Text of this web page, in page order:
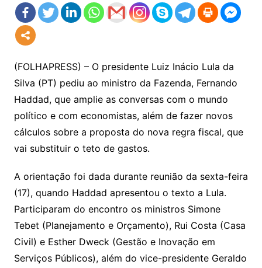
(FOLHAPRESS) – O presidente Luiz Inácio Lula da
Silva (PT) pediu ao ministro da Fazenda, Fernando
Haddad, que amplie as conversas com o mundo
político e com economistas, além de fazer novos
cálculos sobre a proposta do nova regra fiscal, que
vai substituir o teto de gastos.
A orientação foi dada durante reunião da sexta-feira
(17), quando Haddad apresentou o texto a Lula.
Participaram do encontro os ministros Simone
Tebet (Planejamento e Orçamento), Rui Costa (Casa
Civil) e Esther Dweck (Gestão e Inovação em
Serviços Públicos), além do vice-presidente Geraldo